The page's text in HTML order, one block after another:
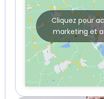
Cliquez pour
marketing et